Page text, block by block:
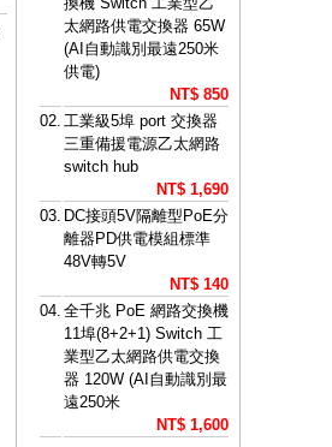
太網路供電交換器 65W
(AI自動識別最遠250米
供電)
NT$ 850
02. 工業級5埠 port 交換器
三重備援電源乙太網路
switch hub
NT$ 1,690
03. DC接頭5V隔離型PoE分
離器PD供電模組標準
48V轉5V
NT$ 140
04. 全千兆 PoE 網路交換機
11埠(8+2+1) Switch 工
業型乙太網路供電交換
器 120W (AI自動識別最
遠250米
NT$ 1,600